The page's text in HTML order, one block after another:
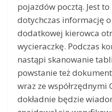
pojazdów pocztą. Jest
dotychczas informację o
dodatkowej kierowca
wycieraczkę. Podczas
nastąpi skanowanie
powstanie też
wraz ze współrzędnymi
dokładnie będzie